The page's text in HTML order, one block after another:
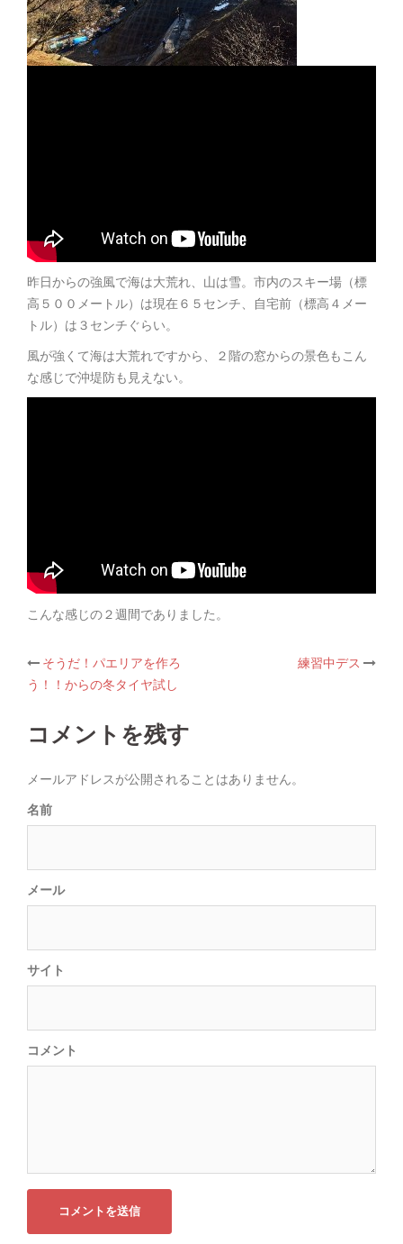
昨日からの強風で海は大荒れ、山は雪。市内のスキー場（標
高５００メートル）は現在６５センチ、自宅前（標高４メー
トル）は３センチぐらい。
風が強くて海は大荒れですから、２階の窓からの景色もこん
な感じで沖堤防も見えない。
こんな感じの２週間でありました。
Post
navigation
そうだ！パエリアを作ろ
う！！からの冬タイヤ試し
練習中デス
コメントを残す
メールアドレスが公開されることはありません。
名前
メール
サイト
コメント